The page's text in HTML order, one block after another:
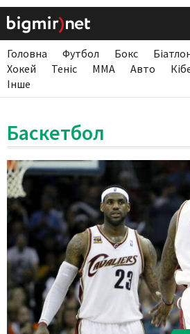
Головна Футбол Бокс
Хокей
Теніс ММА Авто
Інше
Баскетбол